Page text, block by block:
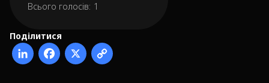
Всього голосів: 1
Поділитися